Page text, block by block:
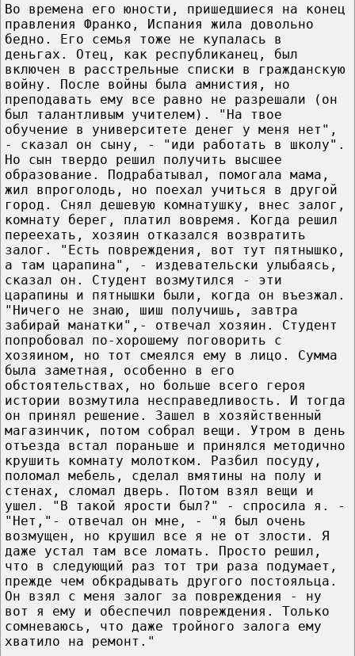
Во времена его юности, пришедшиеся на конец
правления Франко, Испания жила довольно
бедно. Его семья тоже не купалась в
деньгах. Отец, как республиканец, был
включен в расстрельные списки в гражданскую
войну. После войны была амнистия, но
преподавать ему все равно не разрешали (он
был талантливым учителем). "На твое
обучение в университете денег у меня нет",
- сказал он сыну, - "иди работать в школу".
Но сын твердо решил получить высшее
образование. Подрабатывал, помогала мама,
жил впроголодь, но поехал учиться в другой
город. Снял дешевую комнатушку, внес залог,
комнату берег, платил вовремя. Когда решил
переехать, хозяин отказался возвратить
залог. "Есть повреждения, вот тут пятнышко,
а там царапина", - издевательски улыбаясь,
сказал он. Студент возмутился - эти
царапины и пятнышки были, когда он въезжал.
"Ничего не знаю, шиш получишь, завтра
забирай манатки",- отвечал хозяин. Студент
попробовал по-хорошему поговорить с
хозяином, но тот смеялся ему в лицо. Сумма
была заметная, особенно в его
обстоятельствах, но больше всего героя
истории возмутила несправедливость. И тогда
он принял решение. Зашел в хозяйственный
магазинчик, потом собрал вещи. Утром в день
отъезда встал пораньше и принялся методично
крушить комнату молотком. Разбил посуду,
поломал мебель, сделал вмятины на полу и
стенах, сломал дверь. Потом взял вещи и
ушел. "В такой ярости был?" - спросила я. -
"Нет,"- отвечал он мне, - "я был очень
возмущен, но крушил все я не от злости. Я
даже устал там все ломать. Просто решил,
что в следующий раз тот три раза подумает,
прежде чем обкрадывать другого постояльца.
Он взял с меня залог за повреждения - ну
вот я ему и обеспечил повреждения. Только
сомневаюсь, что даже тройного залога ему
хватило на ремонт."